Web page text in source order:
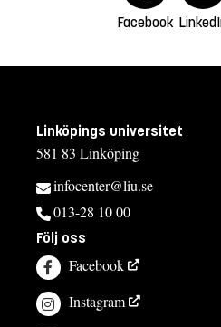
Facebook
Linköpings universitet
581 83 Linköping
infocenter@liu.se
013-28 10 00
Följ oss
Facebook
Instagram